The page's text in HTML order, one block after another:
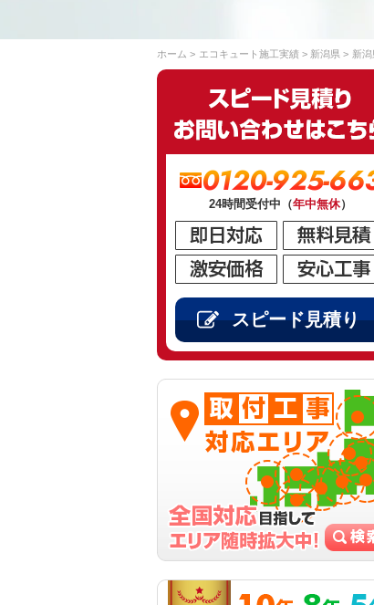
ホーム エコキュート施工実績 新潟県 新
0120-925-
24時間受付中（年中無休）
スピード見積り